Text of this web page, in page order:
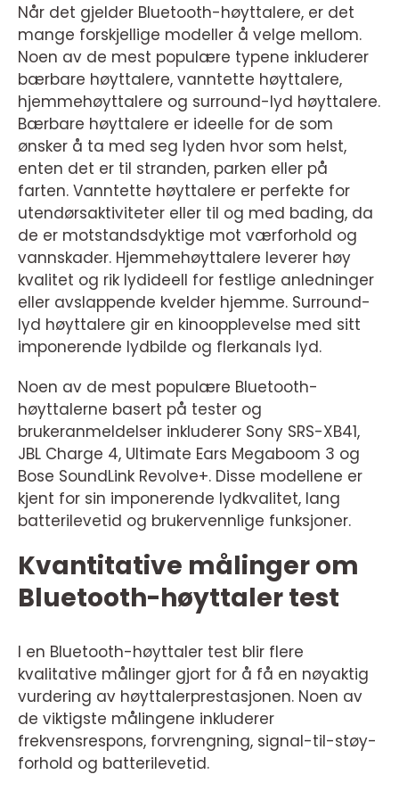
Når det gjelder Bluetooth-høyttalere, er det
mange forskjellige modeller å velge mellom.
Noen av de mest populære typene inkluderer
bærbare høyttalere, vanntette høyttalere,
hjemmehøyttalere og surround-lyd høyttalere.
Bærbare høyttalere er ideelle for de som
ønsker å ta med seg lyden hvor som helst,
enten det er til stranden, parken eller på
farten. Vanntette høyttalere er perfekte for
utendørsaktiviteter eller til og med bading, da
de er motstandsdyktige mot værforhold og
vannskader. Hjemmehøyttalere leverer høy
kvalitet og rik lydideell for festlige anledninger
eller avslappende kvelder hjemme. Surround-
lyd høyttalere gir en kinoopplevelse med sitt
imponerende lydbilde og flerkanals lyd.
Noen av de mest populære Bluetooth-
høyttalerne basert på tester og
brukeranmeldelser inkluderer Sony SRS-XB41,
JBL Charge 4, Ultimate Ears Megaboom 3 og
Bose SoundLink Revolve+. Disse modellene er
kjent for sin imponerende lydkvalitet, lang
batterilevetid og brukervennlige funksjoner.
Kvantitative målinger om
Bluetooth-høyttaler test
I en Bluetooth-høyttaler test blir flere
kvalitative målinger gjort for å få en nøyaktig
vurdering av høyttalerprestasjonen. Noen av
de viktigste målingene inkluderer
frekvensrespons, forvrengning, signal-til-støy-
forhold og batterilevetid.